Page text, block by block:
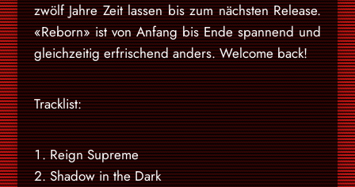
zwölf Jahre Zeit lassen bis zum nächsten Release.
«Reborn» ist von Anfang bis Ende spannend und
gleichzeitig erfrischend anders. Welcome back!
Tracklist:
Reign Supreme
Shadow in the Dark